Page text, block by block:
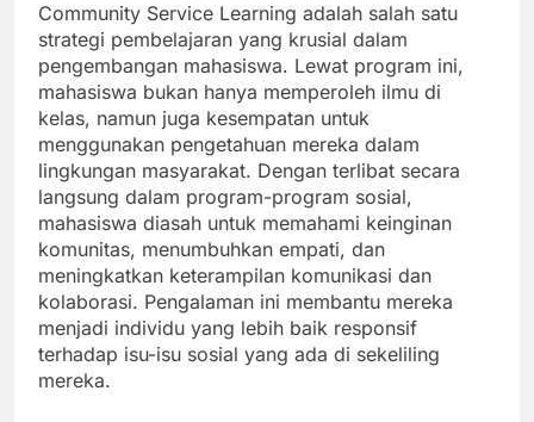
Community Service Learning adalah salah satu
strategi pembelajaran yang krusial dalam
pengembangan mahasiswa. Lewat program ini,
mahasiswa bukan hanya memperoleh ilmu di
kelas, namun juga kesempatan untuk
menggunakan pengetahuan mereka dalam
lingkungan masyarakat. Dengan terlibat secara
langsung dalam program-program sosial,
mahasiswa diasah untuk memahami keinginan
komunitas, menumbuhkan empati, dan
meningkatkan keterampilan komunikasi dan
kolaborasi. Pengalaman ini membantu mereka
menjadi individu yang lebih baik responsif
terhadap isu-isu sosial yang ada di sekeliling
mereka.